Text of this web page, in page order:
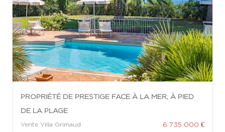
PROPRIÉTÉ DE PRESTIGE FACE À LA MER, À PIED
DE LA PLAGE
Vente Villa Grimaud 6 735 000 €